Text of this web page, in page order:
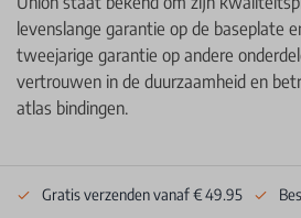
levenslange garantie op de baseplate
tweejarige garantie op andere
vertrouwen in de duurzaamheid en
atlas bindingen. ​
Gratis verzenden vanaf € 49.95